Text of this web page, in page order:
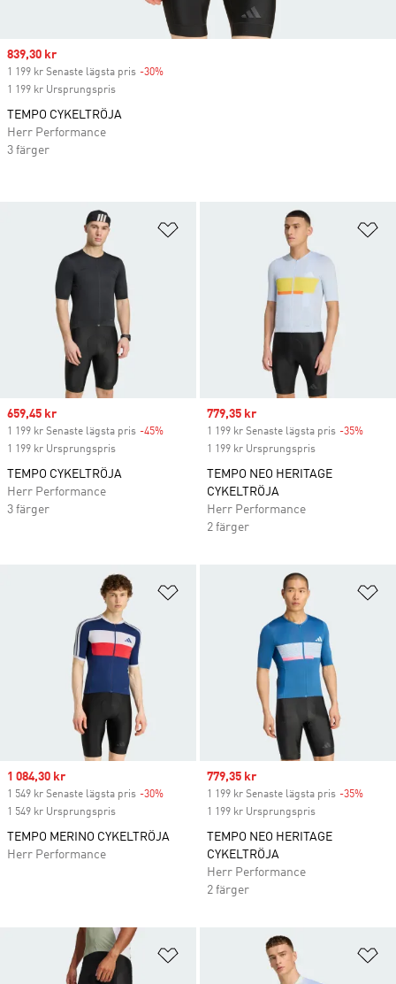
Lägg till på önskelistan
Sale price
659,45 kr
1 199 kr Senaste lägsta pris -45%
1 199 kr Ursprungspris
TEMPO CYKELTRÖJA
Herr Performance
3 färger
Sale price
779,35 kr
1 199 kr Senaste lägsta pris -35%
1 199 kr Ursprungspris
TEMPO NEO HERITAGE
CYKELTRÖJA
Herr Performance
2 färger
Lägg till på önskelistan
Sale price
1 084,30 kr
1 549 kr Senaste lägsta pris -30%
1 549 kr Ursprungspris
TEMPO MERINO CYKELTRÖJA
Herr Performance
Sale price
779,35 kr
1 199 kr Senaste lägsta pris -35%
1 199 kr Ursprungspris
TEMPO NEO HERITAGE
CYKELTRÖJA
Herr Performance
2 färger
Lägg till på önskelistan
Sale price
839,30 kr
1 199 kr Senaste lägsta pris -30%
1 199 kr Ursprungspris
TEMPO CYKELTRÖJA
Herr Performance
3 färger